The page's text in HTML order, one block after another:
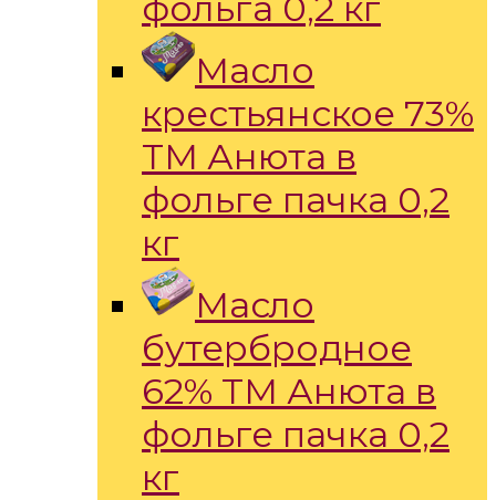
Масло
крестьянское 73%
ТМ Анюта в
фольге пачка 0,2
кг
Масло
бутербродное
62% ТМ Анюта в
фольге пачка 0,2
кг